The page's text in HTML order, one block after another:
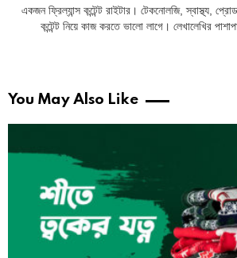
একজন ফ্রিল্যান্স কন্টেন্ট রাইটার। টেকনোলজি, স্বাস্থ্য,
কন্টেন্ট নিয়ে কাজ করতে ভালো লাগে। লেখালেখির
You May Also Like